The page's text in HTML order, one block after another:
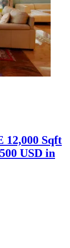
Sqft
USD in